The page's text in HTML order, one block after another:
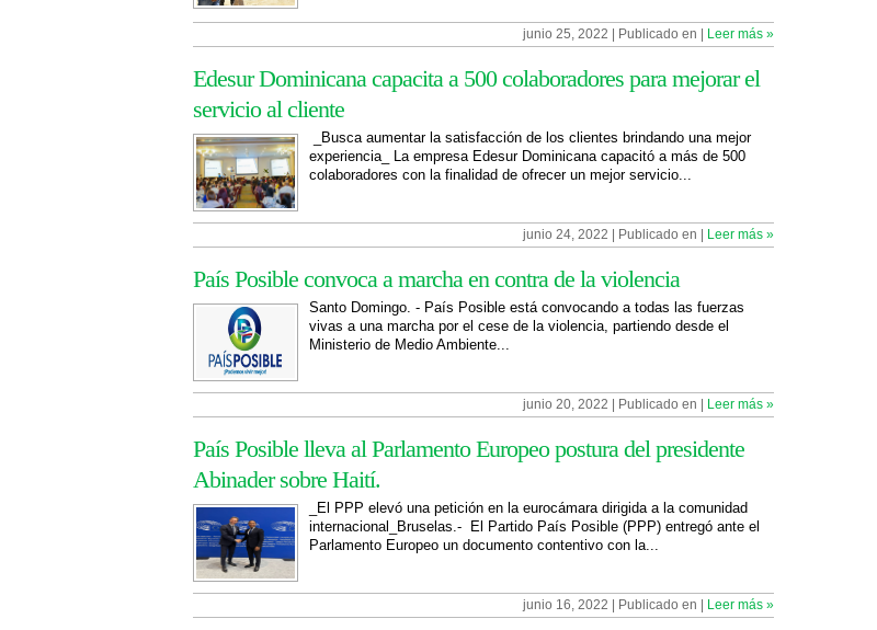
junio 25, 2022 | Publicado en | Leer más »
Edesur Dominicana capacita a 500 colaboradores para mejorar el
servicio al cliente
_Busca aumentar la satisfacción de los clientes brindando una mejor
experiencia_ La empresa Edesur Dominicana capacitó a más de 500
colaboradores con la finalidad de ofrecer un mejor servicio...
junio 24, 2022 | Publicado en | Leer más »
País Posible convoca a marcha en contra de la violencia
Santo Domingo. - País Posible está convocando a todas las fuerzas
vivas a una marcha por el cese de la violencia, partiendo desde el
Ministerio de Medio Ambiente...
junio 20, 2022 | Publicado en | Leer más »
País Posible lleva al Parlamento Europeo postura del presidente
Abinader sobre Haití.
_El PPP elevó una petición en la eurocámara dirigida a la comunidad
internacional_Bruselas.- El Partido País Posible (PPP) entregó ante el
Parlamento Europeo un documento contentivo con la...
junio 16, 2022 | Publicado en | Leer más »